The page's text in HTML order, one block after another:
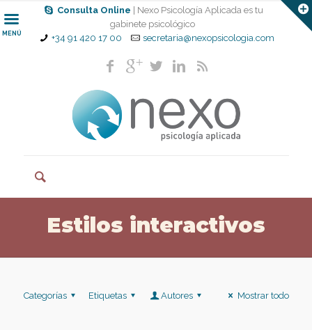
Consulta Online
| Nexo Psicología Aplicada es tu
gabinete psicológico
+34 91 420 17 00
secretaria@nexopsicologia.com
MENÚ
Estilos interactivos
Categorías Etiquetas Autores Mostrar todo